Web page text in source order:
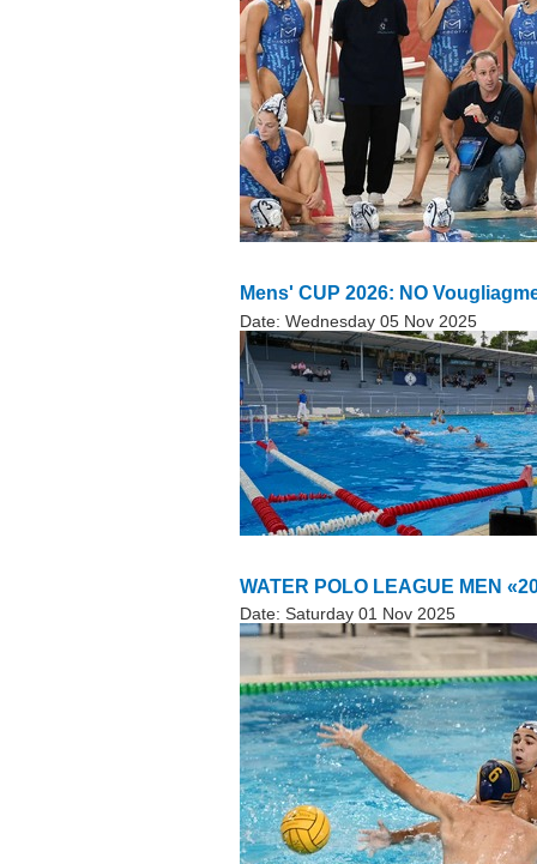
Mens' CUP 2026: NO
Date: Wednesday 05 Nov 2025
WATER POLO LEAGUE MEN
Date: Saturday 01 Nov 2025